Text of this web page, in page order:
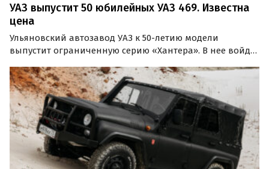
УАЗ выпустит 50 юбилейных УАЗ 469. Известна
цена
Ульяновский автозавод УАЗ к 50-летию модели
выпустит ограниченную серию «Хантера». В нее войдут
каждый, продажами которых займется сам УАЗ через
свой сайт, где и будут приниматься заказы.